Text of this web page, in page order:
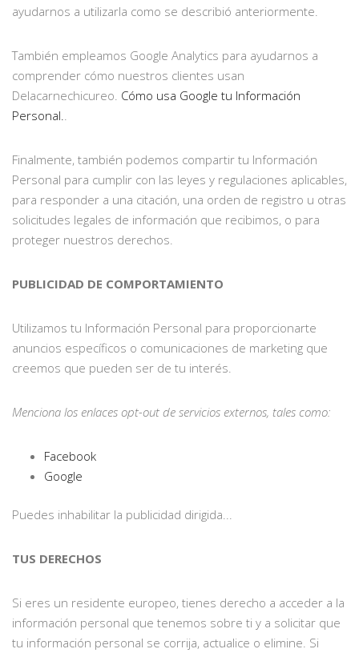
ayudarnos a utilizarla como se describió anteriormente.
También empleamos Google Analytics para ayudarnos a
comprender cómo nuestros clientes usan
Delacarnechicureo. Cómo usa Google tu Información
Personal..
Finalmente, también podemos compartir tu Información
Personal para cumplir con las leyes y regulaciones aplicables,
para responder a una citación, una orden de registro u otras
solicitudes legales de información que recibimos, o para
proteger nuestros derechos.
PUBLICIDAD DE COMPORTAMIENTO
Utilizamos tu Información Personal para proporcionarte
anuncios específicos o comunicaciones de marketing que
creemos que pueden ser de tu interés.
Menciona los enlaces opt-out de servicios externos, tales como:
Facebook
Google
Puedes inhabilitar la publicidad dirigida...
TUS DERECHOS
Si eres un residente europeo, tienes derecho a acceder a la
información personal que tenemos sobre ti y a solicitar que
tu información personal se corrija, actualice o elimine. Si